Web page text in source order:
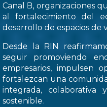
Canal B, organizaciones
al fortalecimiento del
desarrollo de espacios
Desde la RIN
seguir promoviendo
empresarios, impulsen
fortalezcan una
integrada, colaborativa
sostenible.